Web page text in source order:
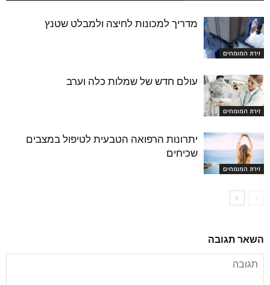
זירת המומחים
מדריך למכונות לחיצה ולמבלט שטנץ
זירת המומחים
עולם חדש של שמלות כלה וערב
זירת המומחים
יתרונות הרפואה הטבעית לטיפול במצבים
שכיחים
השאר תגובה